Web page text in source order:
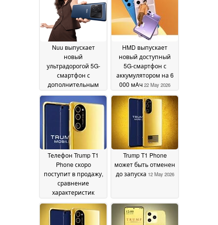
Nuu выпускает
новый
ультрадорогой 5G-
смартфон с
дополнительным
задним дисплеем22
May 2026
HMD выпускает
новый доступный
5G-смартфон с
аккумулятором на 6
000 мАч 22 May 2026
Телефон Trump T1
Phone скоро
поступит в продажу,
сравнение
характеристик
показывает
серьезные
недостатки14 May 2026
Trump T1 Phone
может быть отменен
до запуска 12 May 2026